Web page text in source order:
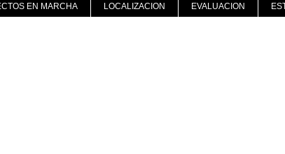
EN MARCHA LOCALIZACION EVALUACION